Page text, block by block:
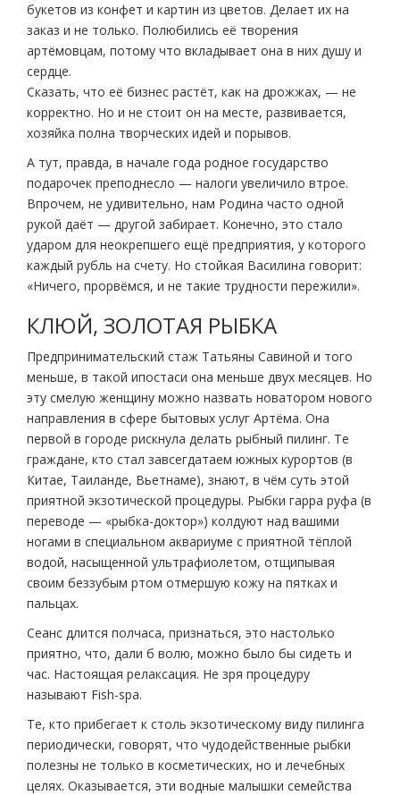
букетов из конфет и картин из цветов. Делает их на
заказ и не только. Полюбились её творения
артёмовцам, потому что вкладывает она в них душу и
сердце.
Сказать, что её бизнес растёт, как на дрожжах, — не
корректно. Но и не стоит он на месте, развивается,
хозяйка полна творческих идей и порывов.
А тут, правда, в начале года родное государство
подарочек преподнесло — налоги увеличило втрое.
Впрочем, не удивительно, нам Родина часто одной
рукой даёт — другой забирает. Конечно, это стало
ударом для неокрепшего ещё предприятия, у которого
каждый рубль на счету. Но стойкая Василина говорит:
«Ничего, прорвёмся, и не такие трудности пережили».
КЛЮЙ, ЗОЛОТАЯ РЫБКА
Предпринимательский стаж Татьяны Савиной и того
меньше, в такой ипостаси она меньше двух месяцев. Но
эту смелую женщину можно назвать новатором нового
направления в сфере бытовых услуг Артёма. Она
первой в городе рискнула делать рыбный пилинг. Те
граждане, кто стал завсегдатаем южных курортов (в
Китае, Таиланде, Вьетнаме), знают, в чём суть этой
приятной экзотической процедуры. Рыбки гарра руфа (в
переводе — «рыбка-доктор») колдуют над вашими
ногами в специальном аквариуме с приятной тёплой
водой, насыщенной ультрафиолетом, отщипывая
своим беззубым ртом отмершую кожу на пятках и
пальцах.
Сеанс длится полчаса, признаться, это настолько
приятно, что, дали б волю, можно было бы сидеть и
час. Настоящая релаксация. Не зря процедуру
называют Fish-spa.
Те, кто прибегает к столь экзотическому виду пилинга
периодически, говорят, что чудодейственные рыбки
полезны не только в косметических, но и лечебных
целях. Оказывается, эти водные малышки семейства